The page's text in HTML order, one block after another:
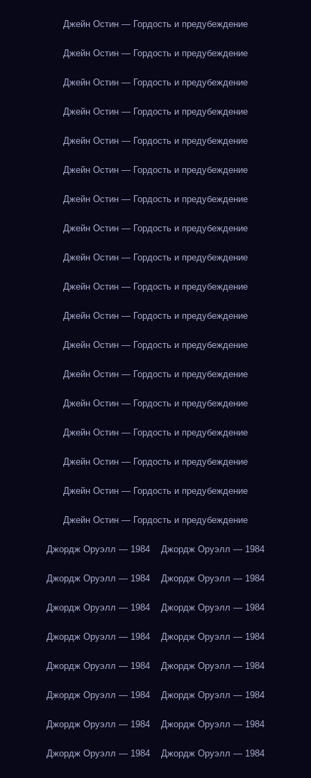
Джейн Остин — Гордость и предубеждение
Джейн Остин — Гордость и предубеждение
Джейн Остин — Гордость и предубеждение
Джейн Остин — Гордость и предубеждение
Джейн Остин — Гордость и предубеждение
Джейн Остин — Гордость и предубеждение
Джейн Остин — Гордость и предубеждение
Джейн Остин — Гордость и предубеждение
Джейн Остин — Гордость и предубеждение
Джейн Остин — Гордость и предубеждение
Джейн Остин — Гордость и предубеждение
Джейн Остин — Гордость и предубеждение
Джейн Остин — Гордость и предубеждение
Джейн Остин — Гордость и предубеждение
Джейн Остин — Гордость и предубеждение
Джейн Остин — Гордость и предубеждение
Джейн Остин — Гордость и предубеждение
Джейн Остин — Гордость и предубеждение
Джордж Оруэлл — 1984 Джордж Оруэлл — 1984
Джордж Оруэлл — 1984 Джордж Оруэлл — 1984
Джордж Оруэлл — 1984 Джордж Оруэлл — 1984
Джордж Оруэлл — 1984 Джордж Оруэлл — 1984
Джордж Оруэлл — 1984 Джордж Оруэлл — 1984
Джордж Оруэлл — 1984 Джордж Оруэлл — 1984
Джордж Оруэлл — 1984 Джордж Оруэлл — 1984
Джордж Оруэлл — 1984 Джордж Оруэлл — 1984